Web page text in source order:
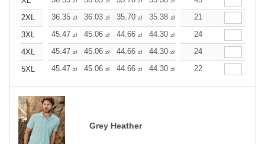
2XL
36.35 zł 36.03 zł 35.70 zł 35.38 zł 35.10
21
3XL
45.47 zł 45.06 zł 44.66 zł 44.30 zł 43.89
24
4XL
45.47 zł 45.06 zł 44.66 zł 44.30 zł 43.89
24
5XL
45.47 zł 45.06 zł 44.66 zł 44.30 zł 43.89
22
Grey Heather